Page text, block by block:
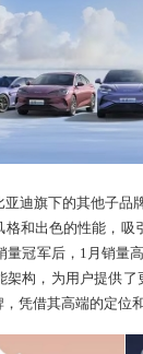
迪旗下的其他子品
和出色的性能，
量冠军后，1月销量
架构，为用户提供
凭借其高端的定位